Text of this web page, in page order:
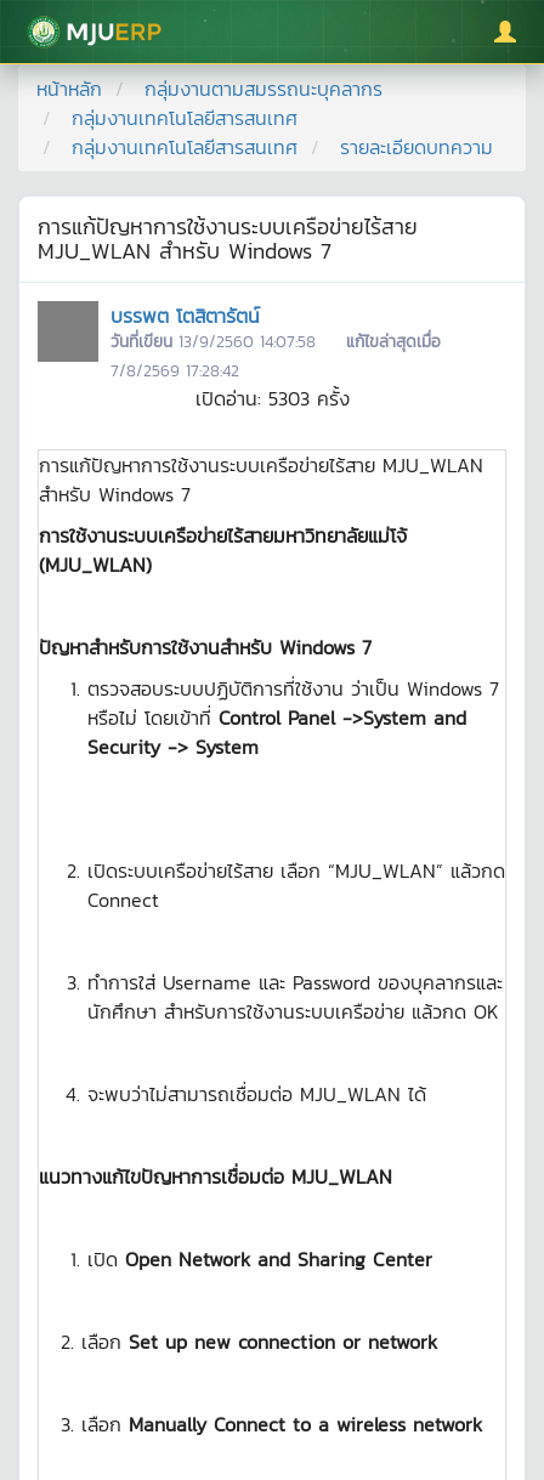
มหาวิทยาลัยแม่โจ้
หน้าหลัก
กลุ่มงานตามสมรรถนะบุคลากร
กลุ่มงานเทคโนโลยีสารสนเทศ
กลุ่มงานเทคโนโลยีสารสนเทศ
รายละเอียดบทความ
การแก้ปัญหาการใช้งานระบบเครือข่ายไร้สาย
MJU_WLAN สำหรับ Windows 7
บรรพต โตสิตารัตน์
วันที่เขียน 13/9/2560 14:07:58
แก้ไขล่าสุดเมื่อ
7/8/2569 17:28:42
เปิดอ่าน: 5303 ครั้ง
การแก้ปัญหาการใช้งานระบบเครือข่ายไร้สาย MJU_WLAN
สำหรับ Windows 7
การใช้งานระบบเครือข่ายไร้สายมหาวิทยาลัยแม่โจ้
(MJU_WLAN)
ปัญหาสำหรับการใช้งานสำหรับ Windows 7
ตรวจสอบระบบปฏิบัติการที่ใช้งาน ว่าเป็น Windows 7
หรือไม่ โดยเข้าที่ Control Panel ->System and
Security -> System
เปิดระบบเครือข่ายไร้สาย เลือก “MJU_WLAN” แล้วกด
Connect
ทำการใส่ Username และ Password ของบุคลากรและ
นักศึกษา สำหรับการใช้งานระบบเครือข่าย แล้วกด OK
จะพบว่าไม่สามารถเชื่อมต่อ MJU_WLAN ได้
แนวทางแก้ไขปัญหาการเชื่อมต่อ MJU_WLAN
เปิด Open Network and Sharing Center
2. เลือก Set up new connection or network
3. เลือก Manually Connect to a wireless network